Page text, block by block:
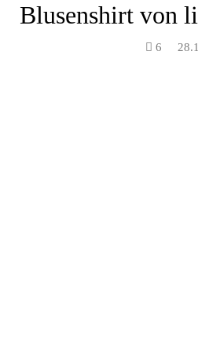
Blusenshirt von
6